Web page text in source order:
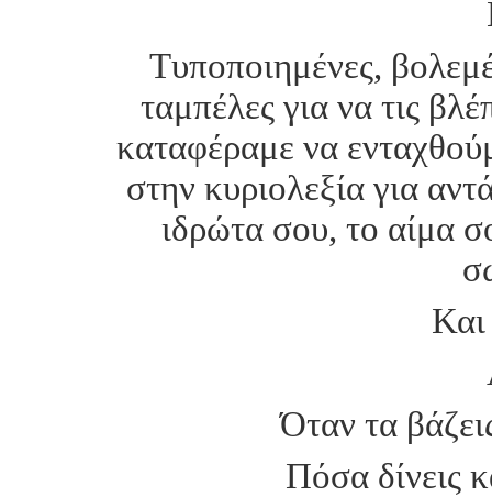
Tυποποιημένες,
ταμπέλες για να τις
καταφέραμε να
στην κυριολεξία για
ιδρώτα σου, το αίμα
Όταν τα
Πόσα δίνεις